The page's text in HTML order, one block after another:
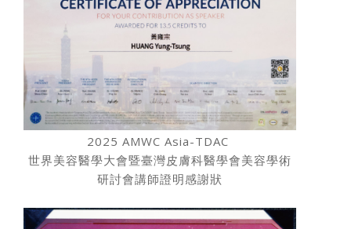
2025 AMWC Asia-TDAC
世界美容醫學大會暨臺灣皮膚科醫學會美容學術
研討會講師證明感謝狀